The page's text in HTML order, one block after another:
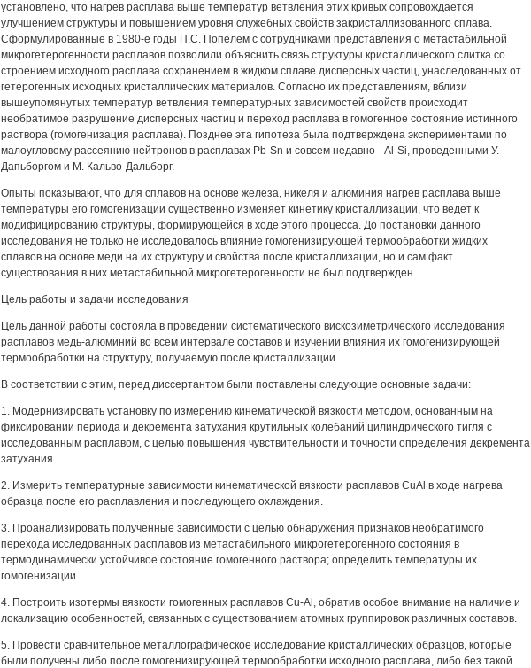
установлено, что нагрев расплава выше температур ветвления этих кривых сопровождается
улучшением структуры и повышением уровня служебных свойств закристаллизованного сплава.
Сформулированные в 1980-е годы П.С. Попелем с сотрудниками представления о метастабильной
микрогетерогенности расплавов позволили объяснить связь структуры кристаллического слитка со
строением исходного расплава сохранением в жидком сплаве дисперсных частиц, унаследованных от
гетерогенных исходных кристаллических материалов. Согласно их представлениям, вблизи
вышеупомянутых температур ветвления температурных зависимостей свойств происходит
необратимое разрушение дисперсных частиц и переход расплава в гомогенное состояние истинного
раствора (гомогенизация расплава). Позднее эта гипотеза была подтверждена экспериментами по
малоугловому рассеянию нейтронов в расплавах Pb-Sn и совсем недавно - Al-Si, проведенными У.
Дапьборгом и М. Кальво-Дальборг.
Опыты показывают, что для сплавов на основе железа, никеля и алюминия нагрев расплава выше
температуры его гомогенизации существенно изменяет кинетику кристаллизации, что ведет к
модифицированию структуры, формирующейся в ходе этого процесса. До постановки данного
исследования не только не исследовалось влияние гомогенизирующей термообработки жидких
сплавов на основе меди на их структуру и свойства после кристаллизации, но и сам факт
существования в них метастабильной микрогетерогенности не был подтвержден.
Цель работы и задачи исследования
Цель данной работы состояла в проведении систематического вискозиметрического исследования
расплавов медь-алюминий во всем интервале составов и изучении влияния их гомогенизирующей
термообработки на структуру, получаемую после кристаллизации.
В соответствии с этим, перед диссертантом были поставлены следующие основные задачи:
1. Модернизировать установку по измерению кинематической вязкости методом, основанным на
фиксировании периода и декремента затухания крутильных колебаний цилиндрического тигля с
исследованным расплавом, с целью повышения чувствительности и точности определения декремента
затухания.
2. Измерить температурные зависимости кинематической вязкости расплавов CuAl в ходе нагрева
образца после его расплавления и последующего охлаждения.
3. Проанализировать полученные зависимости с целью обнаружения признаков необратимого
перехода исследованных расплавов из метастабильного микрогетерогенного состояния в
термодинамически устойчивое состояние гомогенного раствора; определить температуры их
гомогенизации.
4. Построить изотермы вязкости гомогенных расплавов Cu-Al, обратив особое внимание на наличие и
локализацию особенностей, связанных с существованием атомных группировок различных составов.
5. Провести сравнительное металлографическое исследование кристаллических образцов, которые
были получены либо после гомогенизирующей термообработки исходного расплава, либо без такой